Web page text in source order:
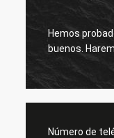
Hemos
buenos.
Número de